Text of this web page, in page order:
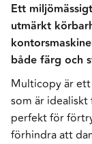
Ett
utmärkt
både färg och
Multicopy är
som är
perfekt för
förhindra att